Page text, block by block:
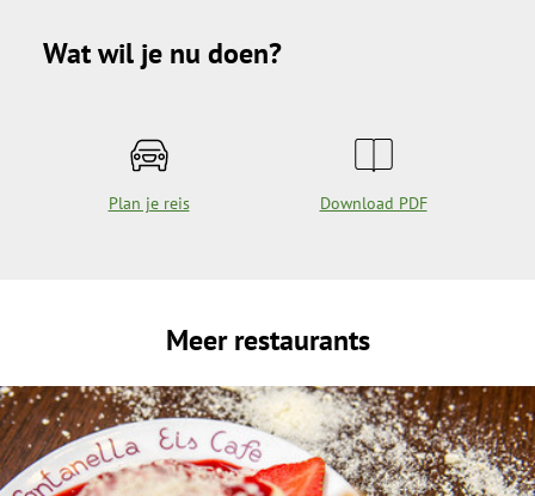
Wat wil je nu doen?
Plan je reis Download PDF
Meer restaurants